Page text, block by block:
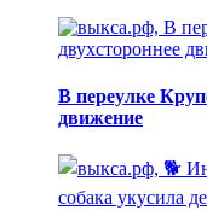
В переулке
движение